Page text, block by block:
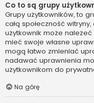
Co to są grupy
Grupy użytkowników, to
całą społeczność
użytkownik może
mieć swoje własne
mogą łatwo zmieniać
nadawać uprawnienia
użytkownikom do
Na górę